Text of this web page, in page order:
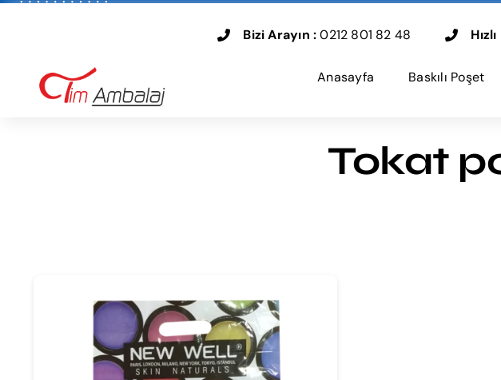
Bizi Arayın :0212 801 82 48
Anasayfa Baskılı Poşet
Tokat